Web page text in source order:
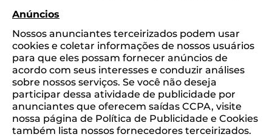
Anúncios
Nossos anunciantes terceirizados podem usar
cookies e coletar informações de nossos usuários
para que eles possam fornecer anúncios de
acordo com seus interesses e conduzir análises
sobre nossos serviços. Se você não deseja
participar dessa atividade de publicidade por
anunciantes que oferecem saídas CCPA, visite
nossa página de Política de Publicidade e Cookies
também lista nossos fornecedores terceirizados.